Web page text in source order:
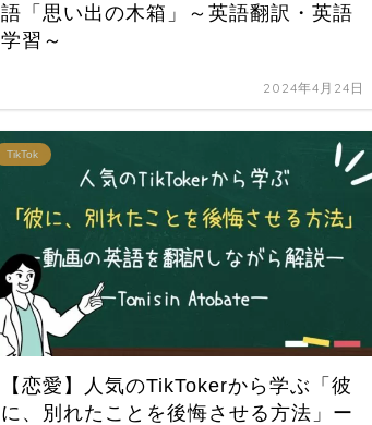
語「思い出の木箱」～英語翻訳・英語
学習～
2024年4月24日
TikTok
【恋愛】人気のTikTokerから学ぶ「彼
に、別れたことを後悔させる方法」ー